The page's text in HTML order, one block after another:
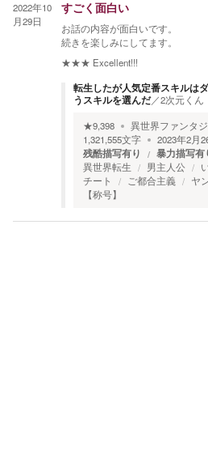
2022年10
月29日
すごく面白い
お話の内容が面白いです。
続きを楽しみにしてます。
★★★ Excellent!!!
転生したが人気定番スキルは
うスキルを選んだ／2次元くん
★9,398 異世界ファンタ
1,321,555文字 2023年2月
残酷描写有り 暴力描写有
異世界転生 男主人公
チート
ご都合主義 ヤ
【称号】